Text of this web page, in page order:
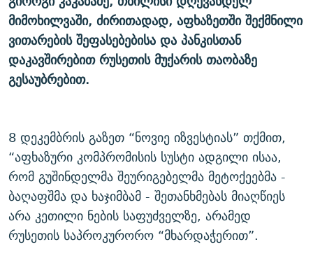
ᲡᲞᲝᲠᲢᲘ
ᲜᲘᲙᲝᲡ ᲞᲝᲓᲙᲐᲡᲢᲘ
60 ᲓᲔᲪᲘᲑᲔᲚᲘ
ᲒᲐᲜᲙᲘᲗᲮᲕᲘᲡ ᲓᲦᲔ
ᲓᲘᲚᲘᲡ ᲡᲐᲣᲑᲠᲔᲑᲘ
ᲨᲘᲜ - ᲣᲪᲮᲝᲔᲗᲨᲘ
ᲚᲘᲢᲔᲠᲐᲢᲣᲠᲣᲚᲘ ᲬᲐᲮᲜᲐᲒᲔᲑᲘ
ᲐᲛᲔᲠᲘᲙᲣᲚᲘ ᲛᲝᲗᲮᲠᲝᲑᲐ
ᲘᲛᲞᲔᲠᲘᲐ ᲓᲐ ᲠᲐᲓᲘᲝ
ᲗᲐᲕᲘᲡᲣᲤᲚᲔᲑᲘᲡ ᲛᲝᲜᲘᲢᲝᲠᲘ
ᲤᲔᲜᲝᲕᲐᲜᲘ - 2.10
ᲗᲥᲕᲔᲜᲘ ᲞᲣᲑᲚᲘᲙᲐᲪᲘᲔᲑᲘ
ᲞᲠᲝᲔᲥᲢᲔᲑᲘ
ᲣᲙᲠᲐᲘᲜᲐᲨᲘ ᲓᲐᲦᲣᲞᲣᲚᲘ ᲥᲐᲠᲗᲕᲔᲚᲘ ᲛᲔᲑᲠᲫᲝᲚᲔᲑᲘ - 2022
ᲓᲐᲛᲝᲣᲙᲘᲓᲔᲑᲚᲝᲑᲘᲡ 100 ᲬᲔᲚᲘ
11 ᲬᲔᲚᲘ - 11 ᲐᲛᲑᲐᲕᲘ
ᲡᲐᲞᲐᲠᲚᲐᲛᲔᲜᲢᲝ ᲐᲠᲩᲔᲕᲜᲔᲑᲘᲡ ᲘᲡᲢᲝᲠᲘᲐ
ᲑᲐᲕᲨᲕᲔᲑᲘ ᲞᲠᲝᲡᲢᲘᲢᲣᲪᲘᲐᲨᲘ - ᲐᲛᲝᲣᲗᲥᲛᲔᲚᲘ ᲐᲛᲑᲐᲕᲘ
5 ᲐᲛᲑᲐᲕᲘ - 20 ᲘᲕᲜᲘᲡᲡ ᲓᲐᲨᲐᲕᲔᲑᲣᲚᲔᲑᲘ
ᲐᲒᲕᲘᲡᲢᲝᲡ ᲝᲛᲘ
ЭХО КАВКАЗА
რთე/რთ-ის ყველა საიტი
მიმოხილვაში, ძირითადად, აფხაზეთში შექმნილი
ვითარების შეფასებებისა და პანკისთან
დაკავშირებით რუსეთის მუქარის თაობაზე
გესაუბრებით.
8 დეკემბრის გაზეთ “ნოვიე იზვესტიას” თქმით,
“აფხაზური კომპრომისის სუსტი ადგილი ისაა,
რომ გუშინდელმა შეურიგებელმა მეტოქეებმა -
ბაღაფშმა და ხაჯიმბამ - შეთანხმებას მიაღწიეს
არა კეთილი ნების საფუძველზე, არამედ
რუსეთის საპროკურორო “მხარდაჭერით”.